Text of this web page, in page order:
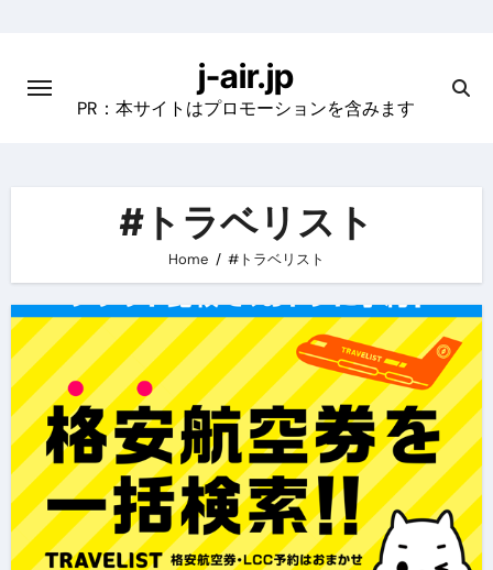
content
j-air.jp
PR：本サイトはプロモーションを含みます
#トラベリスト
Home #トラベリスト